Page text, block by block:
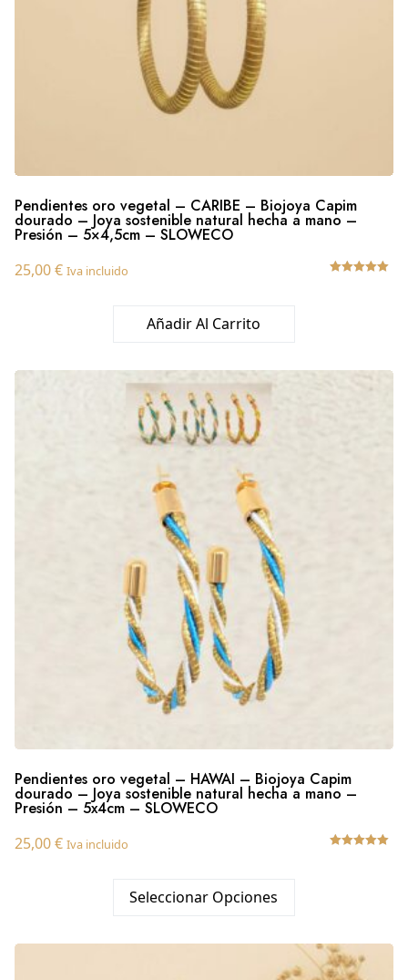
Pendientes oro vegetal – CARIBE – Biojoya Capim
dourado – Joya sostenible natural hecha a mano –
Presión – 5×4,5cm – SLOWECO
25,00€ Iva incluido
Añadir Al Carrito
Pendientes oro vegetal – HAWAI – Biojoya Capim
dourado – Joya sostenible natural hecha a mano –
Presión – 5x4cm – SLOWECO
25,00€ Iva incluido
Seleccionar Opciones